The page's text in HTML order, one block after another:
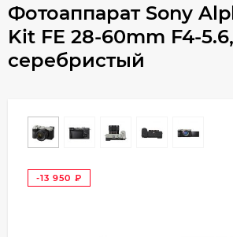
Фотоаппарат Sony
Kit FE 28-60mm F4-5.6,
серебристый
-13 950